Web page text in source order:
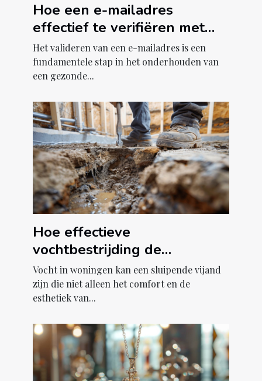
Hoe een e-mailadres
effectief te verifiëren met
een online tool
Het valideren van een e-mailadres is een
fundamentele stap in het onderhouden van
een gezonde...
Hoe effectieve
vochtbestrijding de
levenskwaliteit verbetert
Vocht in woningen kan een sluipende vijand
zijn die niet alleen het comfort en de
esthetiek van...